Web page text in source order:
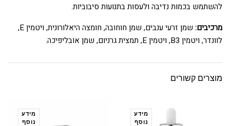
להשתמש בכמות נדיבה ולעסות בתנועות סיבוביות.
מרכיבים:
שמן זרעי ענבים, שמן חוחובה, חומצה היאלורונית, ויטמין E,
לוונדר, ויטמין B3, ויטמין E, תמצית גרניום, שמן אובליפיכה.
מוצרים קשורים
מידע
נוסף
מידע
נוסף